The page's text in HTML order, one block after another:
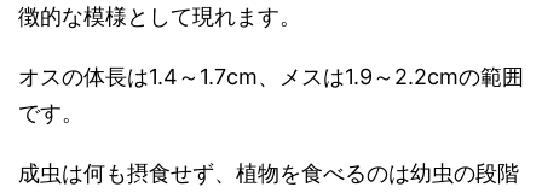
徴的な模様として現れます。
オスの体長は1.4～1.7cm、メスは1.9～2.2cmの範囲
です。
成虫は何も摂食せず、植物を食べるのは幼虫の段階